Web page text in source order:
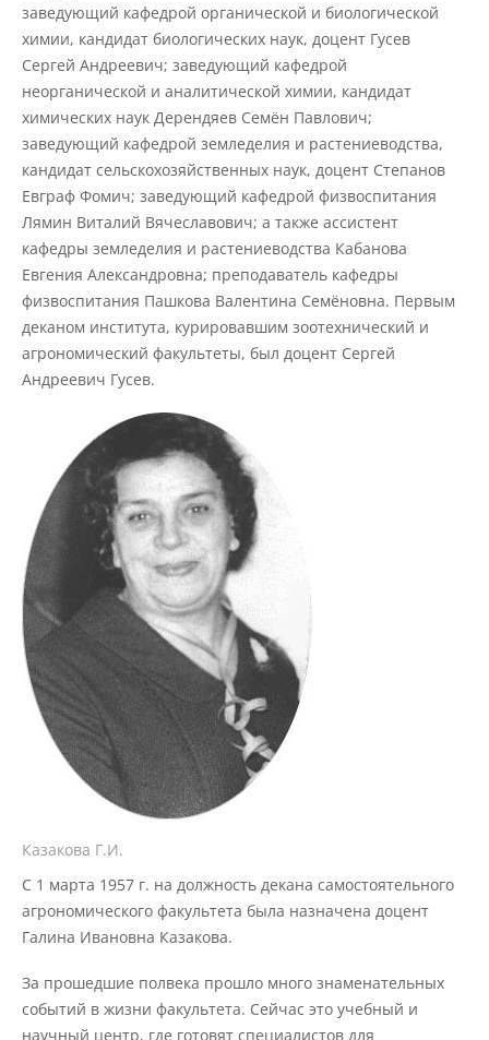
Руководство
Педагогический состав
Материально-техническое
обеспечение и оснащенность
образовательного процесса
Стипендии и меры поддержки
обучающихся
Финансово-хозяйственная
деятельность
Вакантные места для приёма
(перевода) обучающихся
Доступная среда
Международное сотрудничество
Организация питания в
Абитуриенту
Об университете
заведующий кафедрой органической и биологической
химии, кандидат биологических наук, доцент Гусев
Сергей Андреевич; заведующий кафедрой
неорганической и аналитической химии, кандидат
химических наук Дерендяев Семён Павлович;
заведующий кафедрой земледелия и растениеводства,
кандидат сельскохозяйственных наук, доцент Степанов
Евграф Фомич; заведующий кафедрой физвоспитания
Лямин Виталий Вячеславович; а также ассистент
кафедры земледелия и растениеводства Кабанова
Евгения Александровна; преподаватель кафедры
физвоспитания Пашкова Валентина Семёновна. Первым
деканом института, курировавшим зоотехнический и
агрономический факультеты, был доцент Сергей
Андреевич Гусев.
Казакова Г.И.
С 1 марта 1957 г. на должность декана самостоятельного
агрономического факультета была назначена доцент
Галина Ивановна Казакова.
За прошедшие полвека прошло много знаменательных
событий в жизни факультета. Сейчас это учебный и
научный центр, где готовят специалистов для